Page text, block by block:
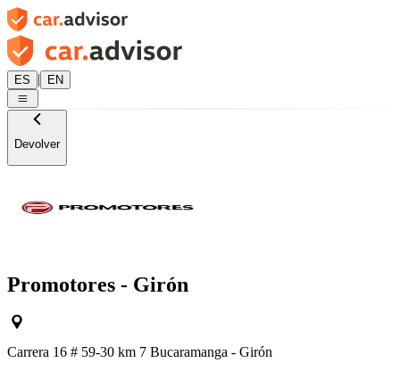
ES | EN
Devolver
Promotores - Girón
Carrera 16 # 59-30 km 7 Bucaramanga - Girón